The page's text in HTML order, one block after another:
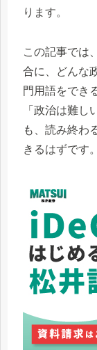
ります。
この記事では
合に、どんな
門用語をでき
「政治は難し
も、読み終わ
きるはずです。